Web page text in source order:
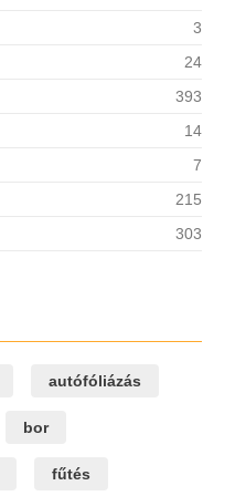
3
24
393
14
7
215
303
autófóliázás
bor
fűtés